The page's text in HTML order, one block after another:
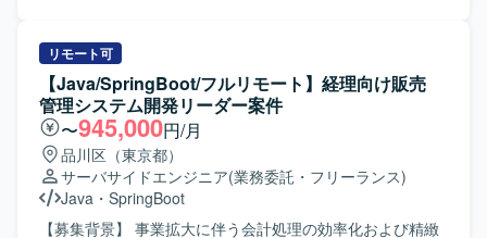
を担当していただきます。 フロントエンド・バックエンド
を問わず、スクラムチームの一員としてスプリントバック
ログに積まれたPBIを完了させるまでの一連の開発フローを
担っていただきます。 アーキテクチャやドメインを理解し
ながら、課題整理や改善も含めた継続的な機能追加・改修
を行っていただきます。 【求める人物像】 積極的にキャッ
チアップしつつ、自走してタスクを推進できる方を求めて
います。 課題に対して真摯に向き合い、アウトプットを内
に閉じずにチームへ共有できる方が望ましいです。 要件や
リモート可
【Java/SpringBoot/フルリモート】経理向け販売
管理システム開発リーダー案件
〜945,000円/月
品川区（東京都）
サーバサイドエンジニア(業務委託・フリーランス)
Java ・ SpringBoot
【募集背景】 事業拡大に伴う会計処理の効率化および精緻